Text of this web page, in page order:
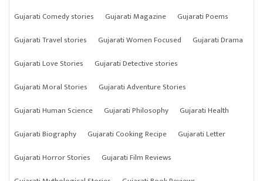
Gujarati Comedy stories
Gujarati Magazine
Gujarati Poems
Gujarati Travel stories
Gujarati Women Focused
Gujarati Drama
Gujarati Love Stories
Gujarati Detective stories
Gujarati Moral Stories
Gujarati Adventure Stories
Gujarati Human Science
Gujarati Philosophy
Gujarati Health
Gujarati Biography
Gujarati Cooking Recipe
Gujarati Letter
Gujarati Horror Stories
Gujarati Film Reviews